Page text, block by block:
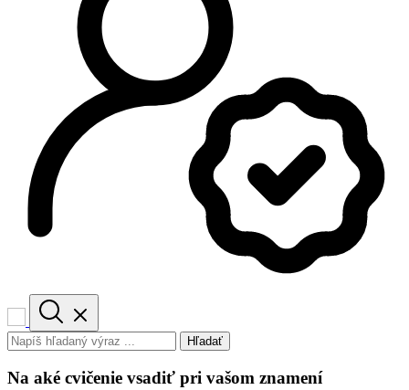
Hľadať
Na aké cvičenie vsadiť pri vašom znamení